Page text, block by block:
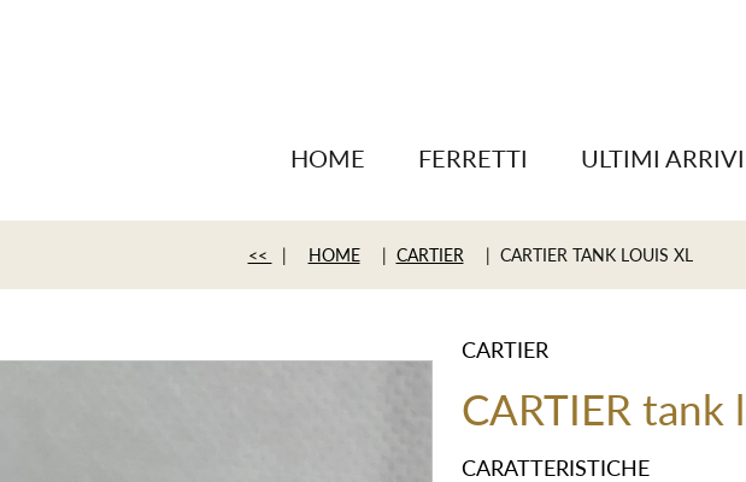
HOME FERRETTI ULTIMI ARRIVI
<< | HOME | CARTIER | CARTIER TANK LOUIS XL
CARTIER
CARTIER tank
CARATTERISTICHE